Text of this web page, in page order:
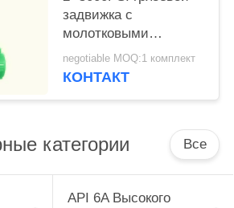
задвижка с
молотковыми
соединениями, одно
соединение
negotiable MOQ:1 комплект
КОНТАКТ
категории Все
API 6A Высокого